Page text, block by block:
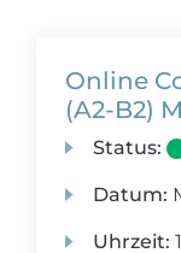
Online
(A2-B2)
Status:
Datum:
Uhrzeit: